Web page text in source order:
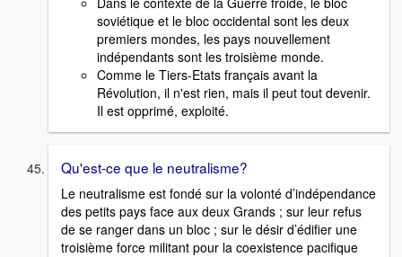
soviétique et le bloc occidental sont les deux
premiers mondes, les pays nouvellement
indépendants sont les troisième monde.
Comme le Tiers-Etats français avant la
Révolution, il n'est rien, mais il peut tout devenir.
Il est opprimé, exploité.
Qu'est-ce que le neutralisme?
Le neutralisme est fondé sur la volonté d’indépendance
des petits pays face aux deux Grands ; sur leur refus
de se ranger dans un bloc ; sur le désir d’édifier une
troisième force militant pour la coexistence pacifique